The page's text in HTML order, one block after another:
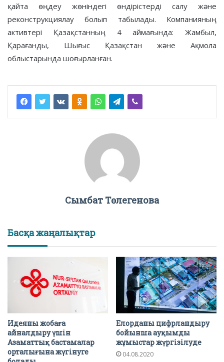
қайта өңдеу жөніндегі өндірістерді салу және
реконструкциялау болып табылады. Компанияның
активтері Қазақстанның 4 аймағында: Жамбыл,
Қарағанды, Шығыс Қазақстан және Ақмола
облыстарында шоғырланған.
Сымбат Төлегенова
Басқа жаңалықтар
Идеяны жобаға
айналдыру үшін
Азаматтық бастамалар
орталығына жүгінуге
Елорданы цифрландыру
бойынша ауқымды
жұмыстар жүргізілуде
04.08.2020